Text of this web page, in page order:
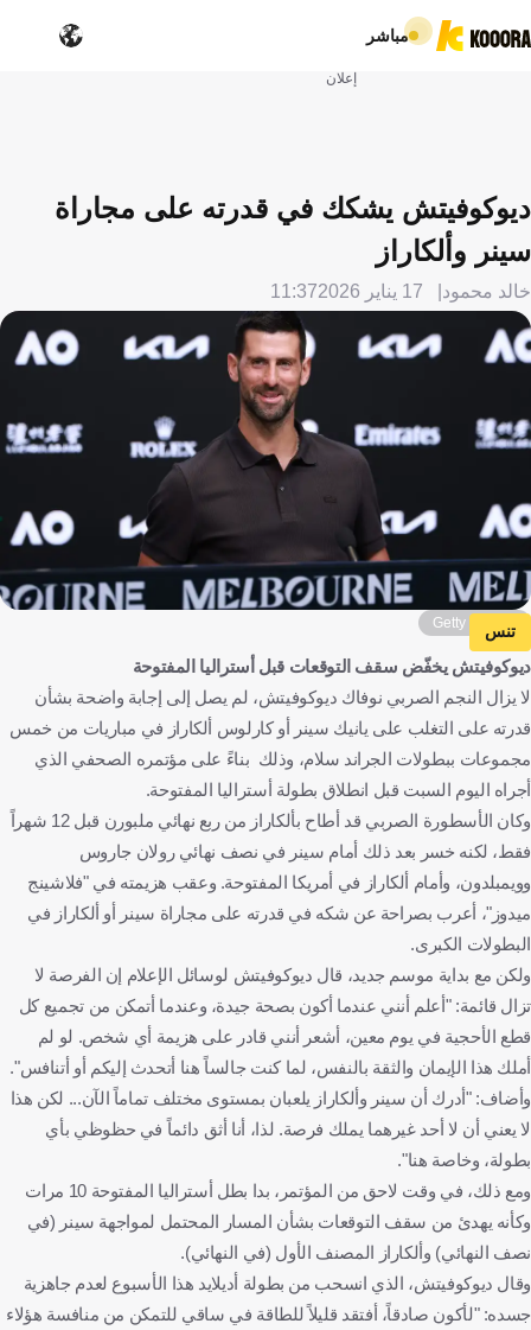
مباشر
إعلان
ديوكوفيتش يشكك في قدرته على مجاراة
سينر وألكاراز
خالد محمود 17 يناير 2026 11:37
Getty Images
تنس
ديوكوفيتش يخفّض سقف التوقعات قبل أستراليا المفتوحة
لا يزال النجم الصربي نوفاك ديوكوفيتش، لم يصل إلى إجابة واضحة بشأن
قدرته على التغلب على يانيك سينر أو كارلوس ألكاراز في مباريات من خمس
مجموعات ببطولات الجراند سلام، وذلك بناءً على مؤتمره الصحفي الذي
أجراه اليوم السبت قبل انطلاق بطولة أستراليا المفتوحة.
وكان الأسطورة الصربي قد أطاح بألكاراز من ربع نهائي ملبورن قبل 12 شهراً
فقط، لكنه خسر بعد ذلك أمام سينر في نصف نهائي رولان جاروس
وويمبلدون، وأمام ألكاراز في أمريكا المفتوحة. وعقب هزيمته في "فلاشينج
ميدوز"، أعرب بصراحة عن شكه في قدرته على مجاراة سينر أو ألكاراز في
البطولات الكبرى.
ولكن مع بداية موسم جديد، قال ديوكوفيتش لوسائل الإعلام إن الفرصة لا
تزال قائمة: "أعلم أنني عندما أكون بصحة جيدة، وعندما أتمكن من تجميع كل
قطع الأحجية في يوم معين، أشعر أنني قادر على هزيمة أي شخص. لو لم
أملك هذا الإيمان والثقة بالنفس، لما كنت جالساً هنا أتحدث إليكم أو أتنافس".
وأضاف: "أدرك أن سينر وألكاراز يلعبان بمستوى مختلف تماماً الآن... لكن هذا
لا يعني أن لا أحد غيرهما يملك فرصة. لذا، أنا أثق دائماً في حظوظي بأي
بطولة، وخاصة هنا".
ومع ذلك، في وقت لاحق من المؤتمر، بدا بطل أستراليا المفتوحة 10 مرات
وكأنه يهدئ من سقف التوقعات بشأن المسار المحتمل لمواجهة سينر (في
نصف النهائي) وألكاراز المصنف الأول (في النهائي).
وقال ديوكوفيتش، الذي انسحب من بطولة أديلايد هذا الأسبوع لعدم جاهزية
جسده: "لأكون صادقاً، أفتقد قليلاً للطاقة في ساقي للتمكن من منافسة هؤلاء